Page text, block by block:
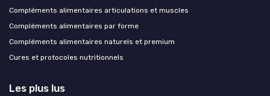
Compléments alimentaires articulations et muscles
Compléments alimentaires par forme
Compléments alimentaires naturels et premium
Cures et protocoles nutritionnels
Les plus lus